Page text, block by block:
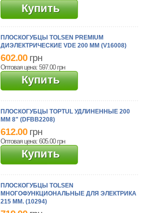
Купить
ПЛОСКОГУБЦЫ TOLSEN PREMIUM
ДИЭЛЕКТРИЧЕСКИЕ VDE 200 ММ (V16008)
602.00 грн
Оптовая цена: 597.00 грн
Купить
ПЛОСКОГУБЦЫ TOPTUL УДЛИНЕННЫЕ 200
ММ 8" (DFBB2208)
612.00 грн
Оптовая цена: 605.00 грн
Купить
ПЛОСКОГУБЦЫ TOLSEN
МНОГОФУНКЦИОНАЛЬНЫЕ ДЛЯ ЭЛЕКТРИКА
215 ММ. (10294)